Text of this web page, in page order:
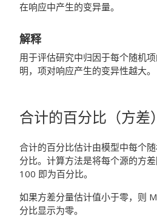
在响应中产生的变异量。
解释
用于评估研究中归因于每个随机
明，项对响应产生的变异性越大。
合计的百分比（方差）
合计的百分比估计由模型中每个
分比。计算方法是将每个源的方
100 即为百分比。
如果方差分量估计值小于零，则
分比显示为零。